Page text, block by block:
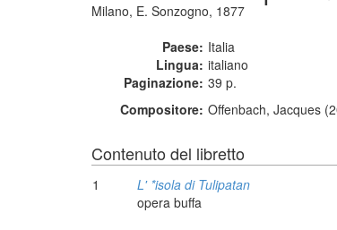
Milano, E. Sonzogno, 1877
Paese: Italia
Lingua: italiano
Paginazione: 39 p.
Compositore: Offenbach, Jacques
Contenuto del libretto
1
L' *isola di Tulipatan
opera buffa